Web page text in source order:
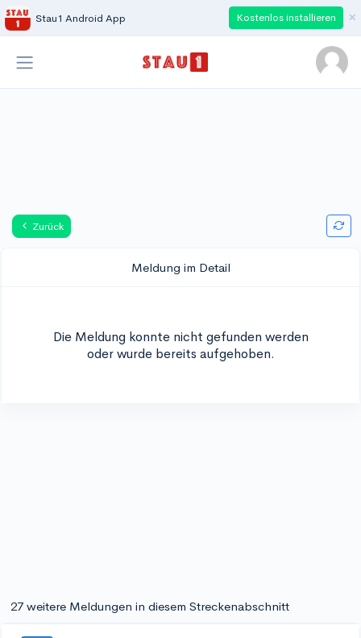
Stau1 Android App Kostenlos installieren ×
Zurück
Meldung im Detail
Die Meldung konnte nicht gefunden werden
oder wurde bereits aufgehoben.
27 weitere Meldungen in diesem Streckenabschnitt